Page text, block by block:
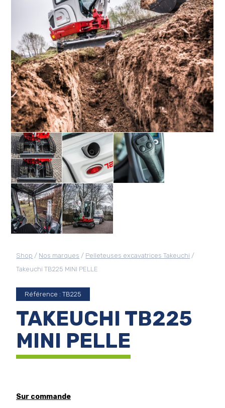
Shop / Nos marques / Pelleteuses excavatrices Takeuchi /
Takeuchi TB225 MINI PELLE
Référence : TB225
TAKEUCHI TB225
MINI PELLE
Sur commande